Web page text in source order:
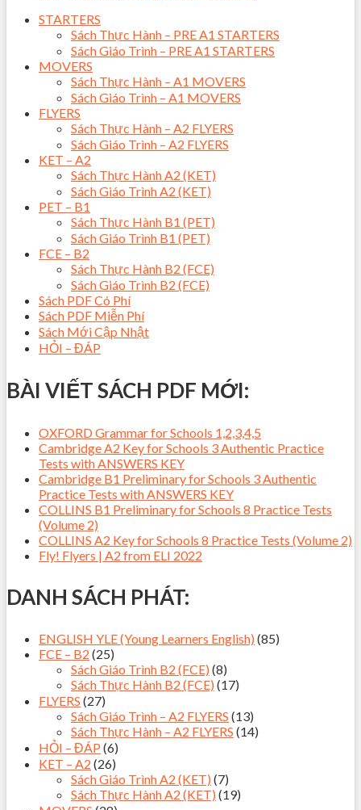
STARTERS
Sách Thực Hành – PRE A1 STARTERS
Sách Giáo Trình – PRE A1 STARTERS
MOVERS
Sách Thực Hành – A1 MOVERS
Sách Giáo Trình – A1 MOVERS
FLYERS
Sách Thực Hành – A2 FLYERS
Sách Giáo Trình – A2 FLYERS
KET – A2
Sách Thực Hành A2 (KET)
Sách Giáo Trình A2 (KET)
PET – B1
Sách Thực Hành B1 (PET)
Sách Giáo Trình B1 (PET)
FCE – B2
Sách Thực Hành B2 (FCE)
Sách Giáo Trình B2 (FCE)
Sách PDF Có Phí
Sách PDF Miễn Phí
Sách Mới Cập Nhật
HỎI – ĐÁP
BÀI VIẾT SÁCH PDF MỚI:
OXFORD Grammar for Schools 1,2,3,4,5
Cambridge A2 Key for Schools 3 Authentic Practice
Tests with ANSWERS KEY
Cambridge B1 Preliminary for Schools 3 Authentic
Practice Tests with ANSWERS KEY
COLLINS B1 Preliminary for Schools 8 Practice Tests
(Volume 2)
COLLINS A2 Key for Schools 8 Practice Tests (Volume 2)
Fly! Flyers | A2 from ELI 2022
DANH SÁCH PHÁT:
ENGLISH YLE (Young Learners English) (85)
FCE – B2 (25)
Sách Giáo Trình B2 (FCE) (8)
Sách Thực Hành B2 (FCE) (17)
FLYERS (27)
Sách Giáo Trình – A2 FLYERS (13)
Sách Thực Hành – A2 FLYERS (14)
HỎI – ĐÁP (6)
KET – A2 (26)
Sách Giáo Trình A2 (KET) (7)
Sách Thực Hành A2 (KET) (19)